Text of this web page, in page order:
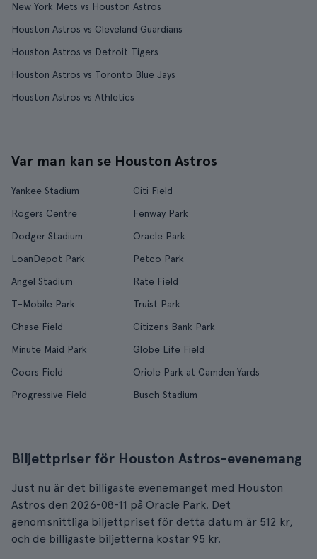
New York Mets vs Houston Astros
Houston Astros vs Cleveland Guardians
Houston Astros vs Detroit Tigers
Houston Astros vs Toronto Blue Jays
Houston Astros vs Athletics
Var man kan se Houston Astros
Yankee Stadium
Citi Field
Rogers Centre
Fenway Park
Dodger Stadium
Oracle Park
LoanDepot Park
Petco Park
Angel Stadium
Rate Field
T-Mobile Park
Truist Park
Chase Field
Citizens Bank Park
Minute Maid Park
Globe Life Field
Coors Field
Oriole Park at Camden Yards
Progressive Field
Busch Stadium
Biljettpriser för Houston Astros-evenemang
Just nu är det billigaste evenemanget med Houston
Astros den 2026-08-11 på Oracle Park. Det
genomsnittliga biljettpriset för detta datum är 512 kr,
och de billigaste biljetterna kostar 95 kr.